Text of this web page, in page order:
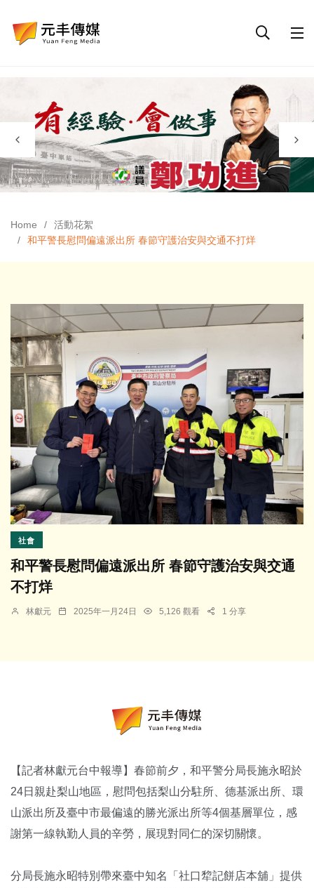
Home
活動花絮
和平警長慰問偏遠派出所 春節守護治安與交通不打烊
社會
和平警長慰問偏遠派出所 春節守護治安與交通
不打烊
林獻元 2025年一月24日 5,126 觀看 1 分享
【記者林獻元台中報導】春節前夕，和平警分局長施永昭於
24日親赴梨山地區，慰問包括梨山分駐所、德基派出所、環
山派出所及臺中市最偏遠的勝光派出所等4個基層單位，感
謝第一線執勤人員的辛勞，展現對同仁的深切關懷。
分局長施永昭特別帶來臺中知名「社口犂記餅店本舖」提供